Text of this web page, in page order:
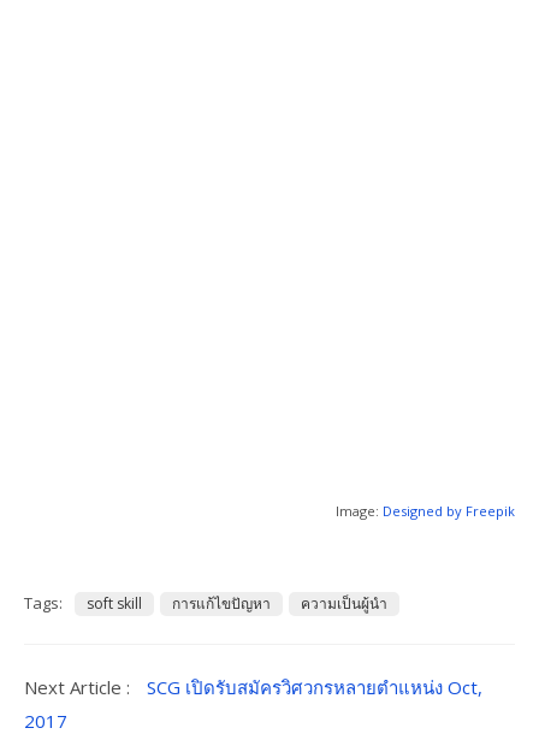
Image: Designed by Freepik
Tags: soft skill การแก้ไขปัญหา ความเป็นผู้นำ
Next Article :
SCG เปิดรับสมัครวิศวกรหลายตำแหน่ง Oct,
2017